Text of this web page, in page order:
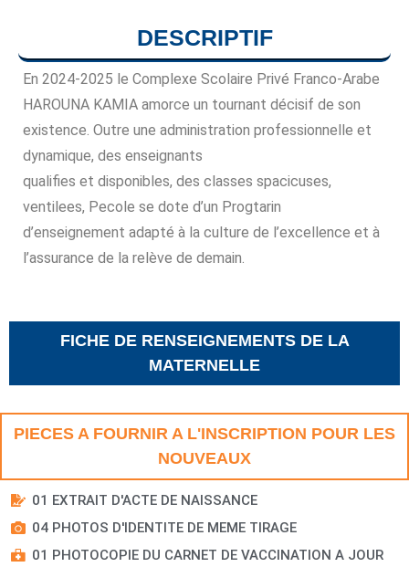
DESCRIPTIF
En 2024-2025 le Complexe Scolaire Privé Franco-Arabe
HAROUNA KAMIA amorce un tournant décisif de son
existence. Outre une administration professionnelle et
dynamique, des enseignants
qualifies et disponibles, des classes spacicuses,
ventilees, Pecole se dote d’un Progtarin
d’enseignement adapté à la culture de l’excellence et à
l’assurance de la relève de demain.
FICHE DE RENSEIGNEMENTS DE LA
MATERNELLE
PIECES A FOURNIR A L'INSCRIPTION POUR LES
NOUVEAUX
01 EXTRAIT D'ACTE DE NAISSANCE
04 PHOTOS D'IDENTITE DE MEME TIRAGE
01 PHOTOCOPIE DU CARNET DE VACCINATION A JOUR